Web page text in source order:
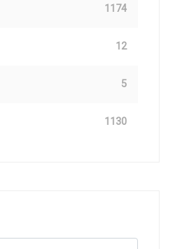
1174
12
5
1130